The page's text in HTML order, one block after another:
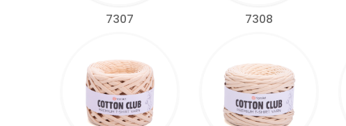
7307 7308